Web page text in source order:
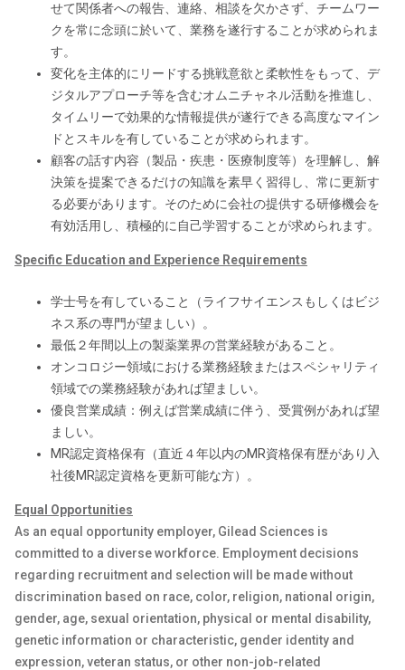
せて関係者への報告、連絡、相談を欠かさず、チームワー
クを常に念頭に於いて、業務を遂行することが求められま
す。
変化を主体的にリードする挑戦意欲と柔軟性をもって、デ
ジタルアプローチ等を含むオムニチャネル活動を推進し、
タイムリーで効果的な情報提供が遂行できる高度なマイン
ドとスキルを有していることが求められます。
顧客の話す内容（製品・疾患・医療制度等）を理解し、解
決策を提案できるだけの知識を素早く習得し、常に更新す
る必要があります。そのために会社の提供する研修機会を
有効活用し、積極的に自己学習することが求められます。
Specific Education and Experience Requirements
学士号を有していること（ライフサイエンスもしくはビジ
ネス系の専門が望ましい）。
最低２年間以上の製薬業界の営業経験があること。
オンコロジー領域における業務経験またはスペシャリティ
領域での業務経験があれば望ましい。
優良営業成績：例えば営業成績に伴う、受賞例があれば望
ましい。
MR認定資格保有（直近４年以内のMR資格保有歴があり入
社後MR認定資格を更新可能な方）。
Equal Opportunities
As an equal opportunity employer, Gilead Sciences is
committed to a diverse workforce. Employment decisions
regarding recruitment and selection will be made without
discrimination based on race, color, religion, national origin,
gender, age, sexual orientation, physical or mental disability,
genetic information or characteristic, gender identity and
expression, veteran status, or other non-job-related